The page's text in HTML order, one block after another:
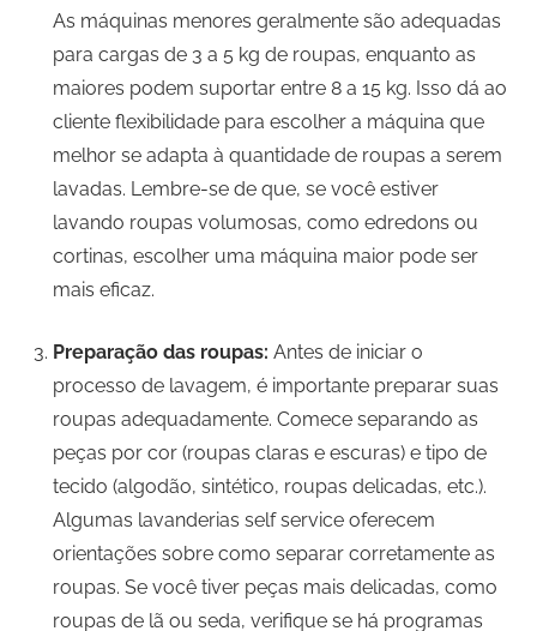
As máquinas menores geralmente são adequadas
para cargas de 3 a 5 kg de roupas, enquanto as
maiores podem suportar entre 8 a 15 kg. Isso dá ao
cliente flexibilidade para escolher a máquina que
melhor se adapta à quantidade de roupas a serem
lavadas. Lembre-se de que, se você estiver
lavando roupas volumosas, como edredons ou
cortinas, escolher uma máquina maior pode ser
mais eficaz.
Preparação das roupas: Antes de iniciar o
processo de lavagem, é importante preparar suas
roupas adequadamente. Comece separando as
peças por cor (roupas claras e escuras) e tipo de
tecido (algodão, sintético, roupas delicadas, etc.).
Algumas lavanderias self service oferecem
orientações sobre como separar corretamente as
roupas. Se você tiver peças mais delicadas, como
roupas de lã ou seda, verifique se há programas